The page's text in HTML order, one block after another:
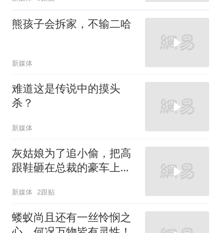
熊孩子会拆家，不输二哈
新媒体
难道这是传说中的摸头
杀？
新媒体
灰姑娘为了追小偷，把高
跟鞋砸在总裁的豪车上，
新媒体 2跟贴
蝼蚁尚且还有一丝怜悯之